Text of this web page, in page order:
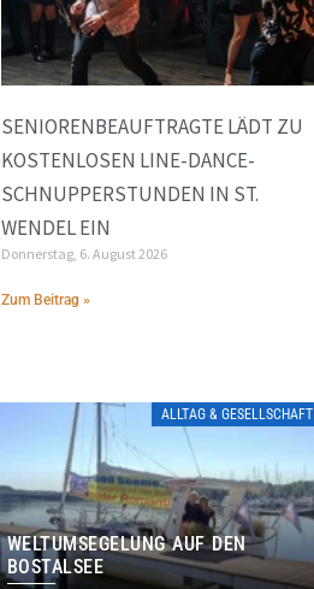
SENIORENBEAUFTRAGTE LÄDT ZU
KOSTENLOSEN LINE-DANCE-
SCHNUPPERSTUNDEN IN ST.
WENDEL EIN
Donnerstag, 6. August 2026
Zum Beitrag »
ALLTAG & GESELLSCHAFT
WELTUMSEGELUNG AUF DEN
BOSTALSEE